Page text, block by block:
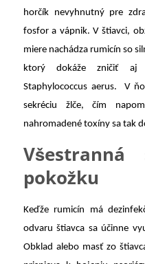
horčík nevyhnutný pre
fosfor a vápnik. V štiavci,
miere nachádza rumicín so
ktorý dokáže zničiť aj
Staphylococcus aerus. V
sekréciu žlče, čím
nahromadené toxíny sa tak
pokožku
Keďže rumicín má
odvaru štiavca sa účinne
Obklad alebo masť zo